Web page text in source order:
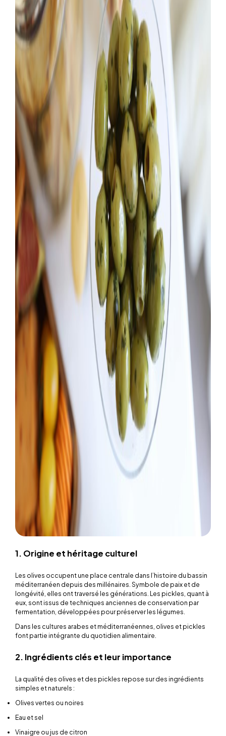
1. Origine et héritage culturel
Les olives occupent une place centrale dans l’histoire du bassin
méditerranéen depuis des millénaires. Symbole de paix et de
longévité, elles ont traversé les générations. Les pickles, quant à
eux, sont issus de techniques anciennes de conservation par
fermentation, développées pour préserver les légumes.
Dans les cultures arabes et méditerranéennes, olives et pickles
font partie intégrante du quotidien alimentaire.
2. Ingrédients clés et leur importance
La qualité des olives et des pickles repose sur des ingrédients
simples et naturels :
Olives vertes ou noires
Eau et sel
Vinaigre ou jus de citron